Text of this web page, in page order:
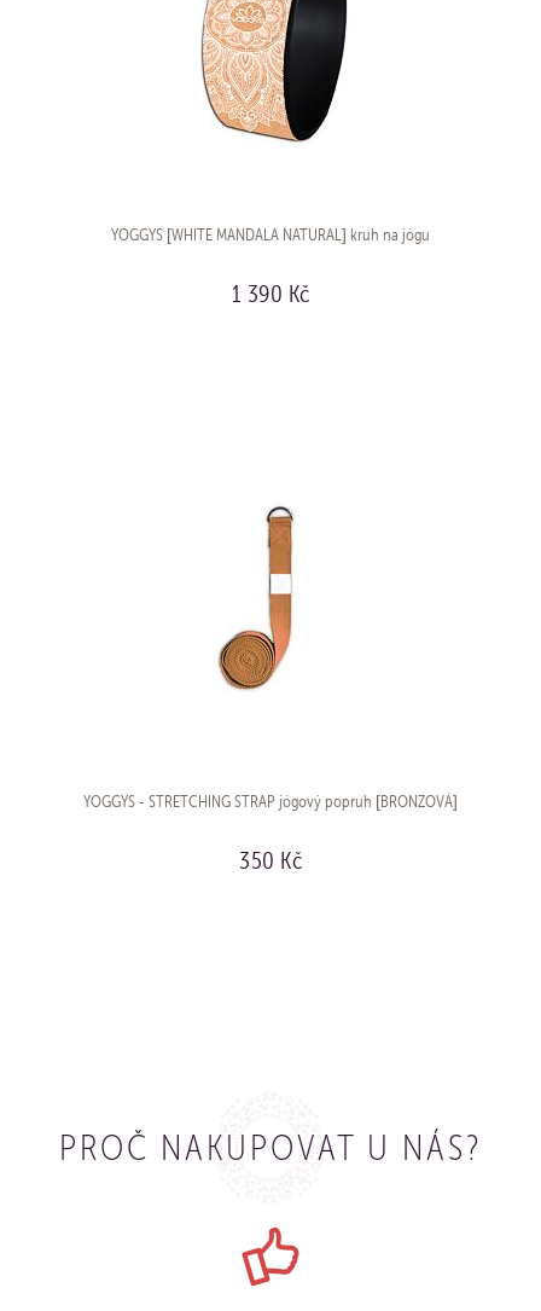
YOGGYS [WHITE MANDALA NATURAL] kruh na jógu
1 390 Kč
YOGGYS - STRETCHING STRAP jógový popruh [BRONZOVÁ]
350 Kč
PROČ NAKUPOVAT U NÁS?